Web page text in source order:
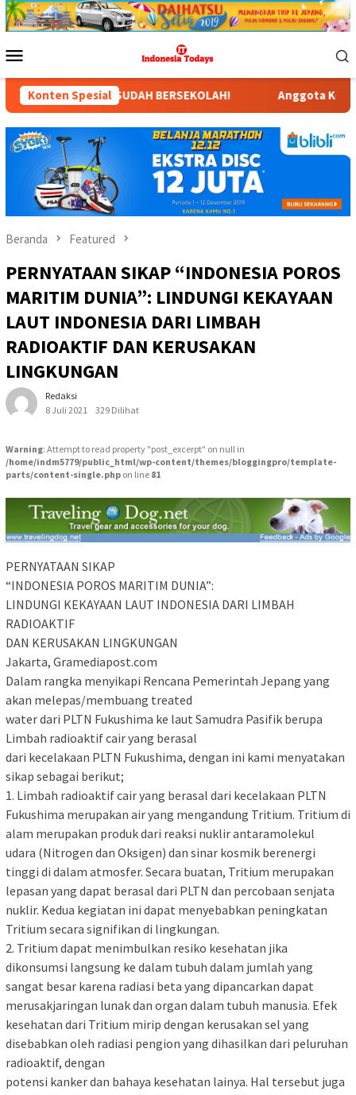
Loncat
ke
Mobile
Konten Spesial
BERSEKOLAH! Anggota Komisi X DPR RI Dr. Hj.
Beranda Featured
PERNYATAAN SIKAP “INDONESIA POROS
MARITIM DUNIA”: LINDUNGI KEKAYAAN
LAUT INDONESIA DARI LIMBAH
RADIOAKTIF DAN KERUSAKAN
LINGKUNGAN
Redaksi
8 Juli 2021
329 Dilihat
Warning: Attempt to read property "post_excerpt" on null in
/home/indm5779/public_html/wp-content/themes/bloggingpro/template-
parts/content-single.php on line 81
PERNYATAAN SIKAP
“INDONESIA POROS MARITIM DUNIA”:
LINDUNGI KEKAYAAN LAUT INDONESIA DARI LIMBAH
RADIOAKTIF
DAN KERUSAKAN LINGKUNGAN
Jakarta, Gramediapost.com
Dalam rangka menyikapi Rencana Pemerintah Jepang yang
akan melepas/membuang treated
water dari PLTN Fukushima ke laut Samudra Pasifik berupa
Limbah radioaktif cair yang berasal
dari kecelakaan PLTN Fukushima, dengan ini kami menyatakan
sikap sebagai berikut;
1. Limbah radioaktif cair yang berasal dari kecelakaan PLTN
Fukushima merupakan air yang mengandung Tritium. Tritium di
alam merupakan produk dari reaksi nuklir antaramolekul
udara (Nitrogen dan Oksigen) dan sinar kosmik berenergi
tinggi di dalam atmosfer. Secara buatan, Tritium merupakan
lepasan yang dapat berasal dari PLTN dan percobaan senjata
nuklir. Kedua kegiatan ini dapat menyebabkan peningkatan
Tritium secara signifikan di lingkungan.
2. Tritium dapat menimbulkan resiko kesehatan jika
dikonsumsi langsung ke dalam tubuh dalam jumlah yang
sangat besar karena radiasi beta yang dipancarkan dapat
merusakjaringan lunak dan organ dalam tubuh manusia. Efek
kesehatan dari Tritium mirip dengan kerusakan sel yang
disebabkan oleh radiasi pengion yang dihasilkan dari peluruhan
radioaktif, dengan
potensi kanker dan bahaya kesehatan lainya. Hal tersebut juga